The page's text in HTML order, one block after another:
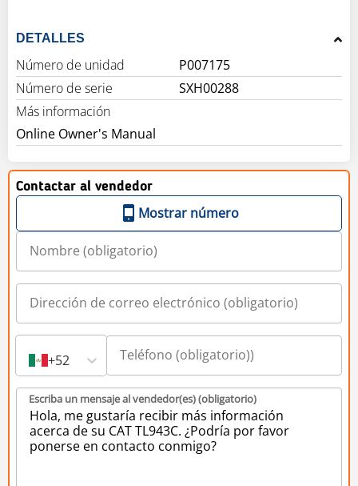
DETALLES
Número de unidad
P007175
Número de serie
SXH00288
Más información
Online Owner's Manual
Contactar al vendedor
Mostrar número
+52
Escriba un mensaje al vendedor(es) (obligatorio)